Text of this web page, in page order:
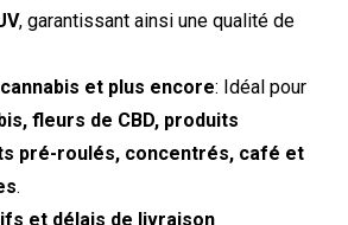
, garantissant ainsi une qualité de
et plus encore: Idéal pour
fleurs de CBD, produits
pré-roulés, concentrés, café et
.
et délais de livraison